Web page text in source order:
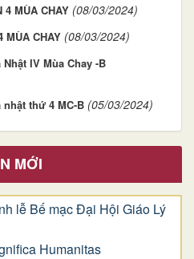
MÙA CHAY (08/03/2024)
MÙA CHAY (08/03/2024)
IV Mùa Chay -B
thứ 4 MC-B (05/03/2024)
MỚI
lễ Bế mạc Đại Hội Giáo Lý
Humanitas